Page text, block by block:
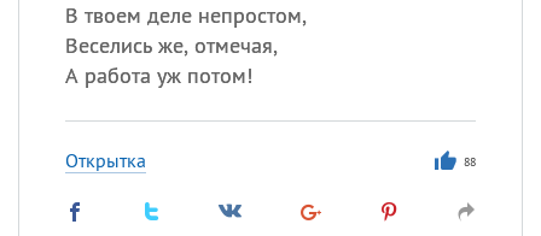
В твоем деле непростом,
Веселись же, отмечая,
А работа уж потом!
Открытка 88
ИМЕНА